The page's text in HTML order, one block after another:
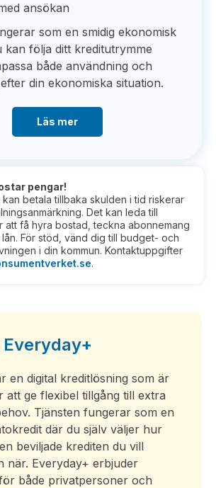
ansökan
som en smidig ekonomisk
kan följa ditt kreditutrymme
både användning och
din ekonomiska situation.
Läs mer
pengar!
kan betala tillbaka skulden i tid riskerar
Det kan leda till
att få hyra bostad, teckna abonnemang
För stöd, vänd dig till budget- och
i din kommun. Kontaktuppgifter
.
en digital kreditlösning som är
att ge flexibel tillgång till extra
Tjänsten fungerar som en
där du själv väljer hur
beviljade krediten du vill
när. Everyday+ erbjuder
både privatpersoner och